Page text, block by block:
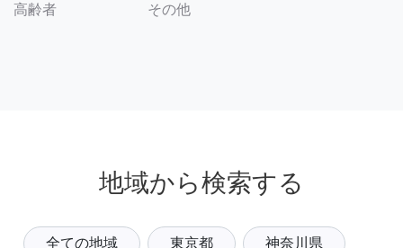
高齢者 その他
地域から検索する
全ての地域 東京都 神奈川県